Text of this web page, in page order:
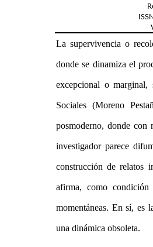
La supervivencia o
donde se dinamiza el
excepcional o
Sociales (Moreno
posmoderno, donde
investigador parece
construcción de relatos
afirma, como condición
momentáneas. En sí, es
una dinámica obsoleta.